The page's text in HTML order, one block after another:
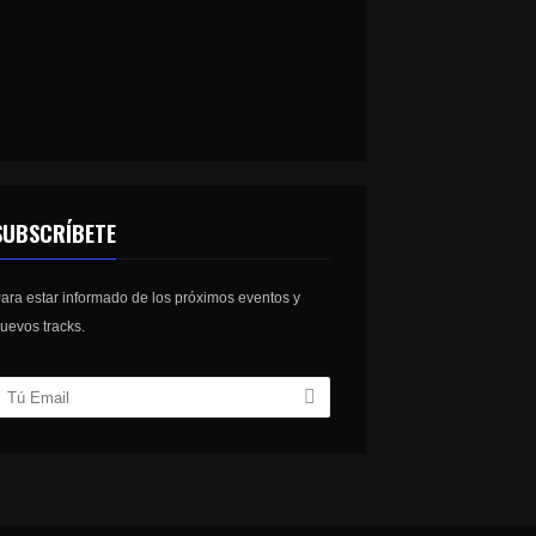
estar informado de los próximos eventos y
tracks.